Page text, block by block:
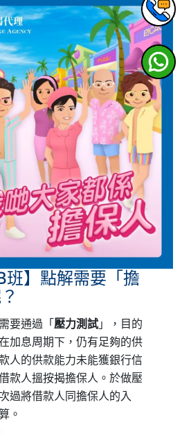
班】點解需要「擔
要通過「壓力測試」，目的
加息周期下，仍有足夠的供
人的供款能力未能獲銀行信
款人搵按揭擔保人。於做壓
過將借款人同擔保人的入
。